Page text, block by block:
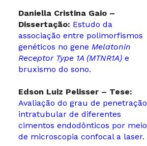
Daniella Cristina Gaio –
Dissertação: Estudo da
associação entre polimorfismos
genéticos no gene Melatonin
Receptor Type 1A (MTNR1A) e
bruxismo do sono.
Edson Luiz Pelisser – Tese:
Avaliação do grau de penetração
intratubular de diferentes
cimentos endodônticos por meio
de microscopia confocal a laser.